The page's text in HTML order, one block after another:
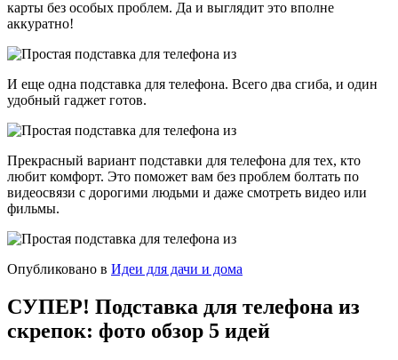
карты без особых проблем. Да и выглядит это вполне
аккуратно!
И еще одна подставка для телефона. Всего два сгиба, и один
удобный гаджет готов.
Прекрасный вариант подставки для телефона для тех, кто
любит комфорт. Это поможет вам без проблем болтать по
видеосвязи с дорогими людьми и даже смотреть видео или
фильмы.
Опубликовано в Идеи для дачи и дома
СУПЕР! Подставка для телефона из
скрепок: фото обзор 5 идей